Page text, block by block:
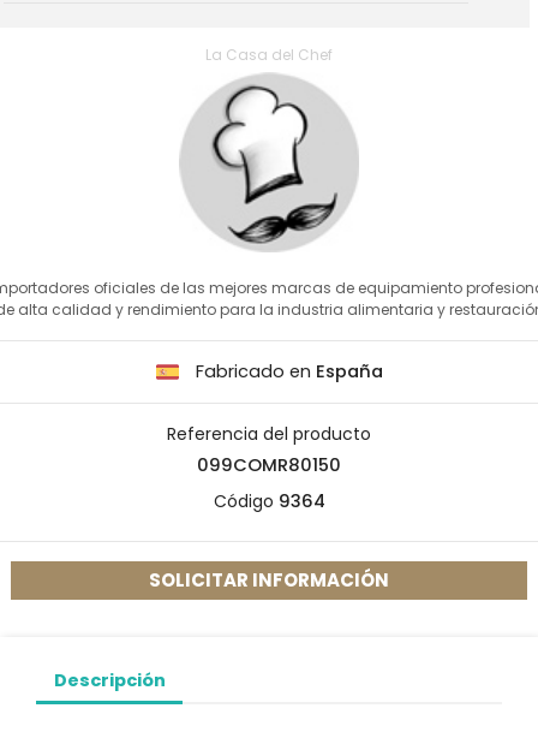
La Casa del Chef
oficiales de las mejores marcas de equipamiento
alta calidad y rendimiento para la industria alimentaria y
Fabricado en España
Referencia del producto
099COMR80150
Código 9364
SOLICITAR INFORMACIÓN
Descripción